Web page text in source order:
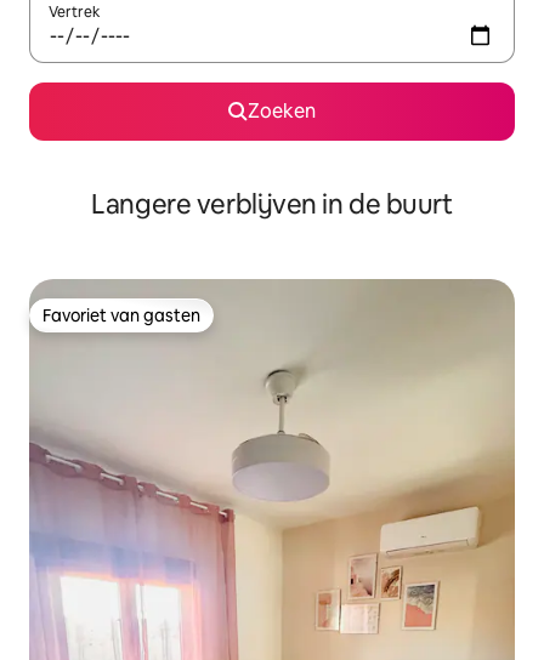
Vertrek
Zoeken
Langere verblijven in de buurt
Favoriet van gasten
Favoriet van gasten